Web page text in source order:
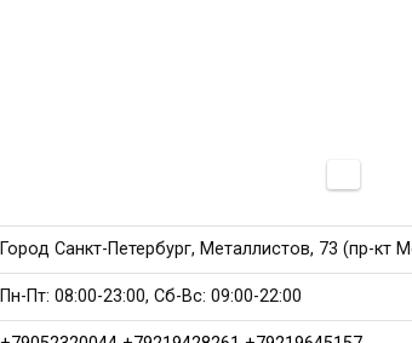
Город Санкт-Петербург, Металлистов, 73 (пр-кт
Пн-Пт: 08:00-23:00, Сб-Вс: 09:00-22:00